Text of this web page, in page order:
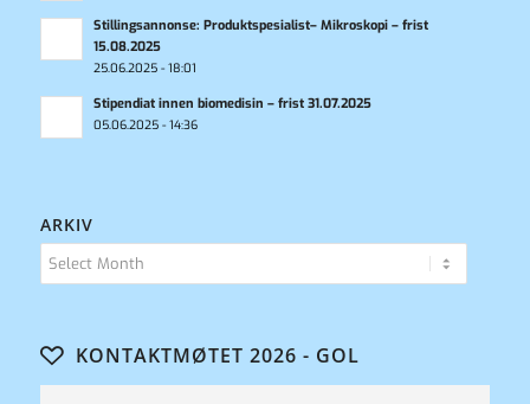
Stillingsannonse: Produktspesialist– Mikroskopi – frist
15.08.2025
25.06.2025 - 18:01
Stipendiat innen biomedisin – frist 31.07.2025
05.06.2025 - 14:36
ARKIV
KONTAKTMØTET 2026 - GOL